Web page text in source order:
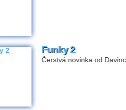
Funky 2
Čerstvá novinka od